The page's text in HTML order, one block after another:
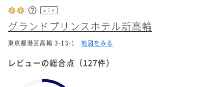
シティ
グランドプリンスホテル新高輪
東京都港区高輪 3-13-1 地図をみる
レビューの総合点 （127件）